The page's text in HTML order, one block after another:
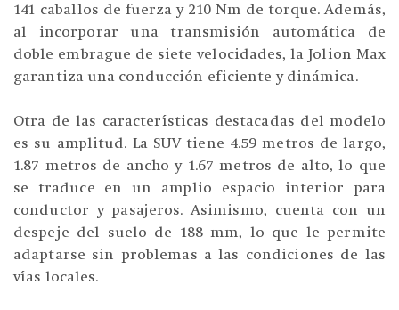
141 caballos de fuerza y 210 Nm de torque. Además,
al incorporar una transmisión automática de
doble embrague de siete velocidades, la Jolion Max
garantiza una conducción eficiente y dinámica.
Otra de las características destacadas del modelo
es su amplitud. La SUV tiene 4.59 metros de largo,
1.87 metros de ancho y 1.67 metros de alto, lo que
se traduce en un amplio espacio interior para
conductor y pasajeros. Asimismo, cuenta con un
despeje del suelo de 188 mm, lo que le permite
adaptarse sin problemas a las condiciones de las
vías locales.